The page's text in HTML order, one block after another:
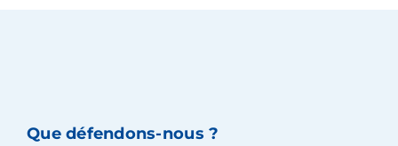
Que défendons-nous ?